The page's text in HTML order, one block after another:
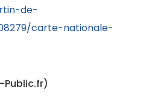
de-
carte-nationale-
Public.fr)